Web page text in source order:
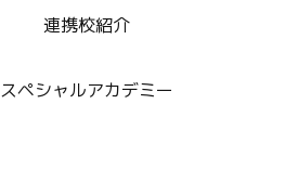
連携校紹介
スペシャルアカデミー